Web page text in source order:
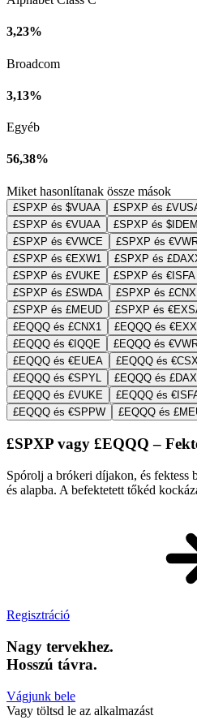
3,23%
Broadcom
3,13%
Egyéb
56,38%
Miket hasonlítanak össze mások
£SPXP és $VUAA £SPXP és
£SPXP és €VUAA
£SPXP és $IDEM
£SPXP és €VWCE
£SPXP és
£SPXP és €EXW1
£SPXP és
£SPXP és £VUKE
£SPXP és €ISFA
£SPXP és £SWDA
£SPXP és
£SPXP és £MEUD
£SPXP és
£EQQQ és £CNX1
£EQQQ és
£EQQQ és €IQQE
£EQQQ és
£EQQQ és €EUEA
£EQQQ és
£EQQQ és €SPYL
£EQQQ és
£EQQQ és £VUKE
£EQQQ és
£EQQQ és €SPPW
£EQQQ és
£SPXP vagy £EQQQ –
Spórolj a brókeri díjakon, és fektess
és alapba. A befektetett tőkéd
Regisztráció
Nagy tervekhez.
Hosszú távra.
Vágjunk bele
Vagy töltsd le az alkalmazást